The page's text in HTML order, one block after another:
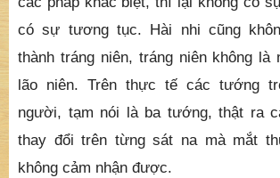
có sự tương tục. Hài nhi cũng
thành tráng niên, tráng niên không là
lão niên. Trên thực tế các tướng
người, tạm nói là ba tướng, thật ra
thay đổi trên từng sát na mà mắt
không cảm nhận được.